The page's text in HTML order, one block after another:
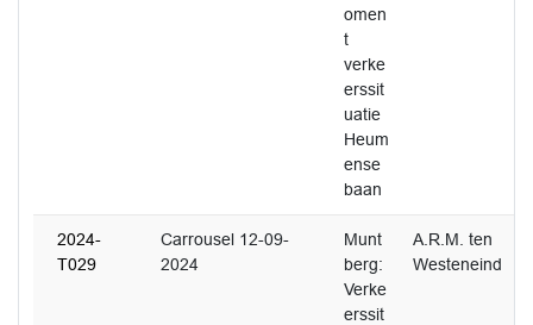
omen
t
verke
erssit
uatie
Heum
ense
baan
2024-
T029
Carrousel 12-09-
2024
Munt
berg:
Verke
erssit
A.R.M. ten
Westeneind